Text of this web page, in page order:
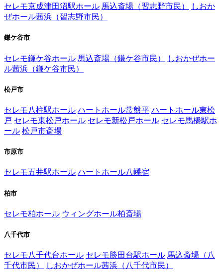
セレモ京成津田沼駅ホール 馬込斎場（習志野市民）
しおか
ぜホール茜浜（習志野市民）
鎌ケ谷市
セレモ鎌ケ谷ホール 馬込斎場（鎌ケ谷市民）
しおかぜホー
ル茜浜（鎌ケ谷市民）
松戸市
セレモ八柱駅ホール ハートホール常盤平 ハートホール東松
戸 セレモ東松戸ホール セレモ新松戸ホール セレモ馬橋駅ホ
ール 松戸市斎場
市原市
セレモ五井駅ホール ハートホール八幡宿
柏市
セレモ柏ホール ウィングホール柏斎場
八千代市
セレモ八千代台ホール セレモ勝田台駅ホール 馬込斎場（八
千代市民）
しおかぜホール茜浜（八千代市民）